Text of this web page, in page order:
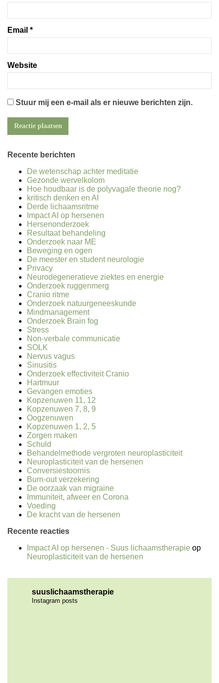
Email *
Website
Stuur mij een e-mail als er nieuwe berichten zijn.
Recente berichten
De wetenschap achter meditatie
Gezonde wervelkolom
Hoe houdbaar is de polyvagale theorie nog?
kritisch denken en AI
Derde lichaamsritme
Impact AI op hersenen
Hersenonderzoek
Resultaat behandeling
Onderzoek naar ME
Beweging en ogen
De meester en student neurologie
Privacy
Neurodegeneratieve ziektes en energie
Onderzoek ruggenmerg
Cranio ritme
Onderzoek natuurgeneeskunde
Mindmanagement
Onderzoek Brain fog
Stress
Non-verbale communicatie
SOLK
Nervus vagus
Sinusitis
Onderzoek effectiviteit Cranio
Hartmuur
Gevangen emoties
Kopzenuwen 11, 12
Kopzenuwen 7, 8, 9
Oogzenuwen
Kopzenuwen 1, 2, 5
Zorgen maken
Schuld
Behandelmethode vergroten neuroplasticiteit
Neuroplasticiteit van de hersenen
Conversiestoornis
Burn-out verzekering
De oorzaak van migraine
Immuniteit, afweer en Corona
Voeding
De kracht van de hersenen
Recente reacties
Impact AI op hersenen - Suus lichaamstherapie op
Neuroplasticiteit van de hersenen
suuslichaamstherapie
Instagram posts